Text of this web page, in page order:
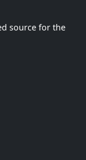
source for the